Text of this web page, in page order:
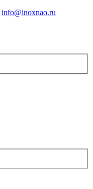
info@inoxnao.ru